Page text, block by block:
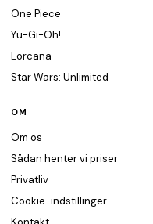
One Piece
Yu-Gi-Oh!
Lorcana
Star Wars: Unlimited
OM
Om os
Sådan henter vi priser
Privatliv
Cookie-indstillinger